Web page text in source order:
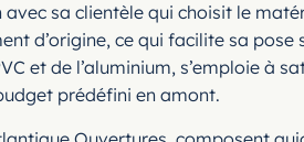
sa clientèle qui choisit le
d’origine, ce qui facilite sa
et de l’aluminium, s’emploie
prédéfini en amont.